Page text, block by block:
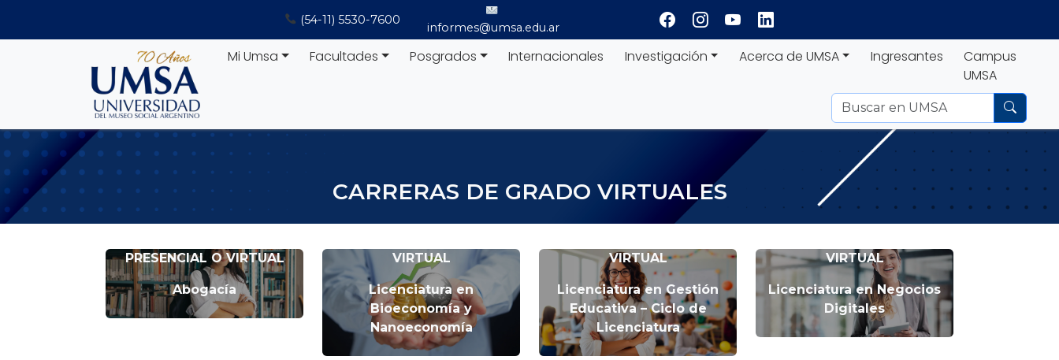
(54-11) 5530-7600
informes@umsa.edu.ar
Mi Umsa Facultades Posgrados Internacionales Investigación Acerca de UMSA Ingresantes
Campus
UMSA
CARRERAS DE GRADO VIRTUALES
Abogacía
PRESENCIAL O VIRTUAL
Licenciatura en
Bioeconomía y
Nanoeconomía
VIRTUAL
Licenciatura en Gestión
Educativa – Ciclo de
Licenciatura
VIRTUAL
Licenciatura en Negocios
Digitales
VIRTUAL